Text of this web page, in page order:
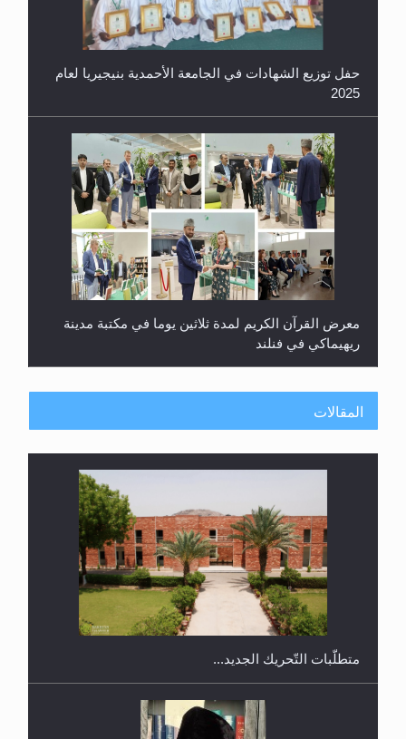
حفل توزيع الشهادات في الجامعة الأحمدية بنيجيريا لعام
2025
معرض القرآن الكريم لمدة ثلاثين يوما في مكتبة مدينة
ريهيماكي في فنلند
ندوة حول نظام الوصية في الجماعة الأحمدية في
شيتاغونغ – بنغلاديش
المقالات
متطلَّبات التّحريك الجديد...